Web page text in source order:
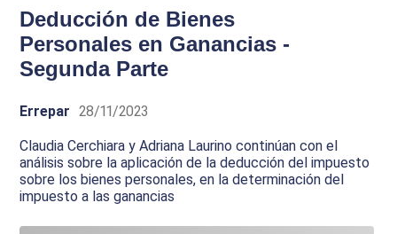
Deducción de Bienes
Personales en Ganancias -
Segunda Parte
Errepar 28/11/2023
Claudia Cerchiara y Adriana Laurino continúan con el
análisis sobre la aplicación de la deducción del impuesto
sobre los bienes personales, en la determinación del
impuesto a las ganancias